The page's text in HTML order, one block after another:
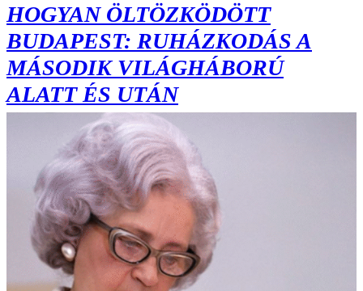
HOGYAN ÖLTÖZKÖDÖTT
BUDAPEST: RUHÁZKODÁS A
MÁSODIK VILÁGHÁBORÚ
ALATT ÉS UTÁN